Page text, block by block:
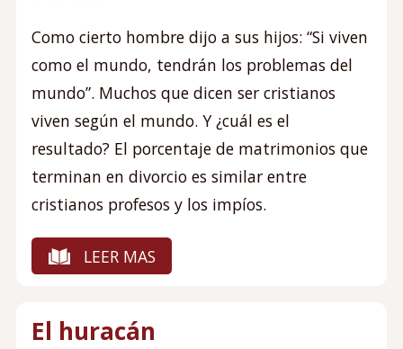
Como cierto hombre dijo a sus hijos: “Si viven
como el mundo, tendrán los problemas del
mundo”. Muchos que dicen ser cristianos
viven según el mundo. Y ¿cuál es el
resultado? El porcentaje de matrimonios que
terminan en divorcio es similar entre
cristianos profesos y los impíos.
LEER MAS
El huracán